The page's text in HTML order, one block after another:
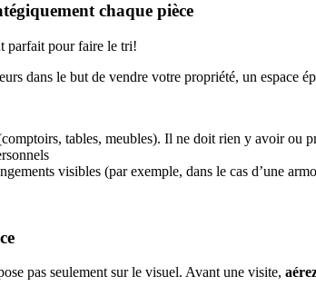
chaque pièce
parfait pour faire le tri!
dans le but de vendre votre propriété, un espace
tables, meubles). Il ne doit rien y avoir ou
visibles (par exemple, dans le cas d’une
pas seulement sur le visuel. Avant une visite,